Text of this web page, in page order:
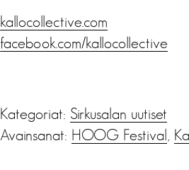
kallocollective.com
facebook.com/kallocollective
Kategoriat: Sirkusalan uutiset
Avainsanat: HOOG Festival ,